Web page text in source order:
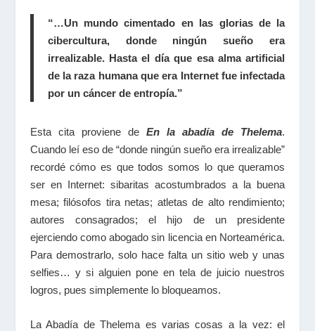
“…Un mundo cimentado en las glorias de la
cibercultura, donde ningún sueño era
irrealizable. Hasta el día que esa alma artificial
de la raza humana que era Internet fue infectada
por un cáncer de entropía.”
Esta cita proviene de En la abadía de Thelema.
Cuando leí eso de “donde ningún sueño era irrealizable”
recordé cómo es que todos somos lo que queramos
ser en Internet: sibaritas acostumbrados a la buena
mesa; filósofos tira netas; atletas de alto rendimiento;
autores consagrados; el hijo de un presidente
ejerciendo como abogado sin licencia en Norteamérica.
Para demostrarlo, solo hace falta un sitio web y unas
selfies… y si alguien pone en tela de juicio nuestros
logros, pues simplemente lo bloqueamos.
La Abadía de Thelema es varias cosas a la vez: el